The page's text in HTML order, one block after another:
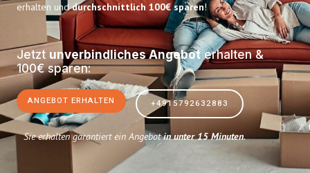
erhalten unddurchschnittlich 100€ sparen!
Jetzt unverbindliches Angeboterhalten &
100€ sparen:
ANGEBOT ERHALTEN +4915792632883
Sie erhalten garantiert ein Angebotin unter 15 Minuten.